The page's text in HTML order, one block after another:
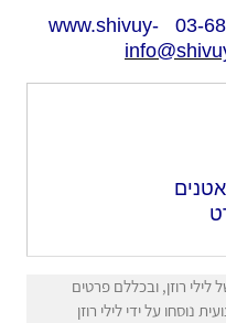
www.shivuy-
רוזן, ובכללם פרטים
על ידי לילי רוזן